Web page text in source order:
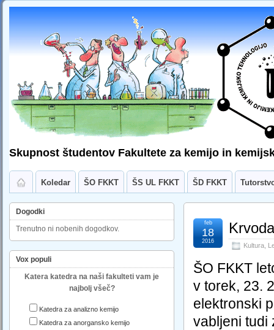
Skupnost študentov Fakultete za kemijo in
Koledar ŠO FKKT ŠS UL FKKT ŠD FKKT
Kultura
feb
18
2016
ŠO FKKT
v torek, 23.
elektronski
vabljeni tudi
Dogodki
Trenutno ni nobenih dogodkov.
Vox populi
Katera katedra na naši fakulteti vam je
najbolj všeč?
Katedra za analizno kemijo
Katedra za anorgansko kemijo